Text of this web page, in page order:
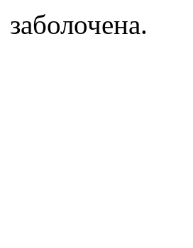
заболочена.